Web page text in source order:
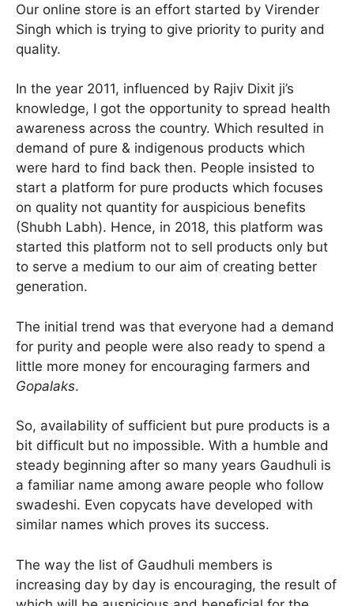
Our online store is an effort started by Virender
Singh which is trying to give priority to purity and
quality.
In the year 2011, influenced by Rajiv Dixit ji’s
knowledge, I got the opportunity to spread health
awareness across the country. Which resulted in
demand of pure & indigenous products which
were hard to find back then. People insisted to
start a platform for pure products which focuses
on quality not quantity for auspicious benefits
(Shubh Labh). Hence, in 2018, this platform was
started this platform not to sell products only but
to serve a medium to our aim of creating better
generation.
The initial trend was that everyone had a demand
for purity and people were also ready to spend a
little more money for encouraging farmers and
Gopalaks.
So, availability of sufficient but pure products is a
bit difficult but no impossible. With a humble and
steady beginning after so many years Gaudhuli is
a familiar name among aware people who follow
swadeshi. Even copycats have developed with
similar names which proves its success.
The way the list of Gaudhuli members is
increasing day by day is encouraging, the result of